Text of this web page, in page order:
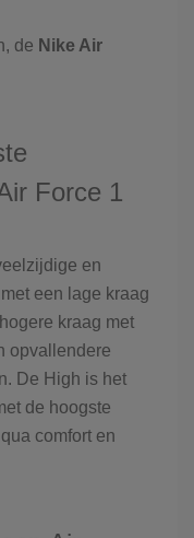
de Nike Air
Force 1
en
een lage kraag
kraag met
opvallendere
De High is het
de hoogste
comfort en